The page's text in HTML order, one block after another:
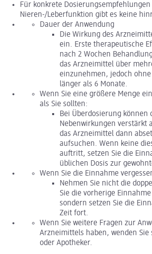
Für konkrete
Nieren-/Leberfunktion gibt es keine
Dauer der Anwendung
Die Wirkung des
ein. Erste therapeutische
nach 2 Wochen
das Arzneimittel über
einzunehmen, jedoch
länger als 6 Monate.
Wenn Sie eine größere Menge
als Sie sollten:
Bei Überdosierung können
Nebenwirkungen verstärkt
das Arzneimittel dann
aufsuchen. Wenn keine
auftritt, setzen Sie die
üblichen Dosis zur
Wenn Sie die Einnahme
Nehmen Sie nicht die
Sie die vorherige
sondern setzen Sie die
Zeit fort.
Wenn Sie weitere Fragen zur
Arzneimittels haben, wenden
oder Apotheker.